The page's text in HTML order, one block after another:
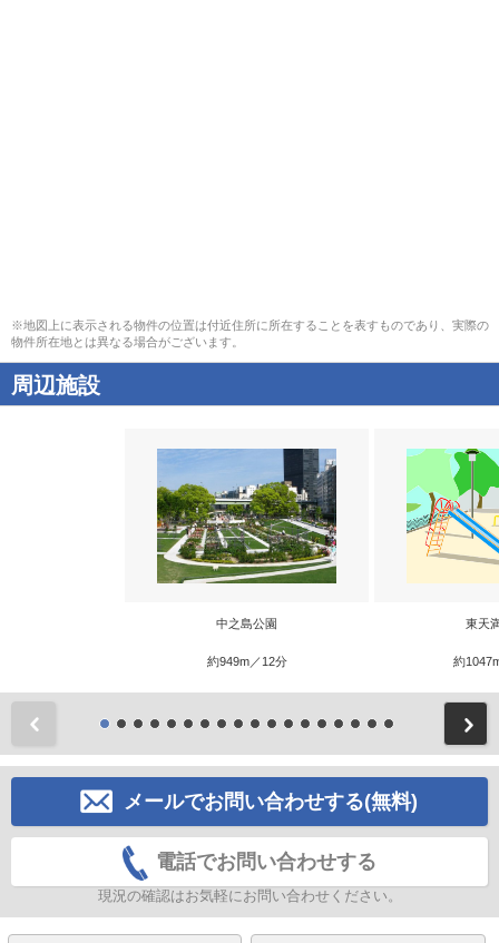
※地図上に表示される物件の位置は付近住所に所在することを表すものであり、実際の
物件所在地とは異なる場合がございます。
周辺施設
中之島公園
約949m／12分
東天
約
メールでお問い合わせする(無料)
電話でお問い合わせする
現況の確認はお気軽にお問い合わせください。